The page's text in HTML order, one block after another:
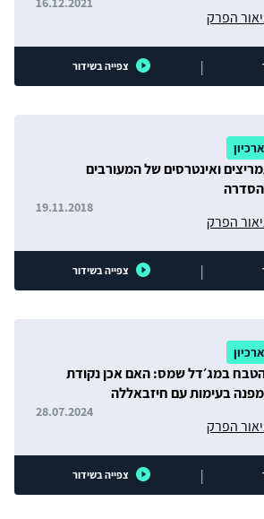
הפרק
| צפייה בשידור
ארכיון
ואינטרסים של המעורבים
הפרק
19.11.2018
| צפייה בשידור
ארכיון
במג׳דל שמס: האם אכן נקודת
בעימות עם חיזבאללה
הפרק
28.07.2024
| צפייה בשידור